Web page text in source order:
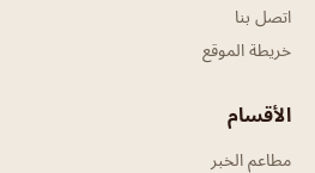
اتصل بنا
خريطة الموقع
الأقسام
مطاعم الخبر